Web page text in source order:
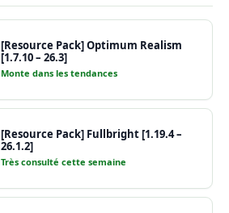
[Resource Pack] Optimum Realism
[1.7.10 – 26.3]
Monte dans les tendances
[Resource Pack] Fullbright [1.19.4 –
26.1.2]
Très consulté cette semaine